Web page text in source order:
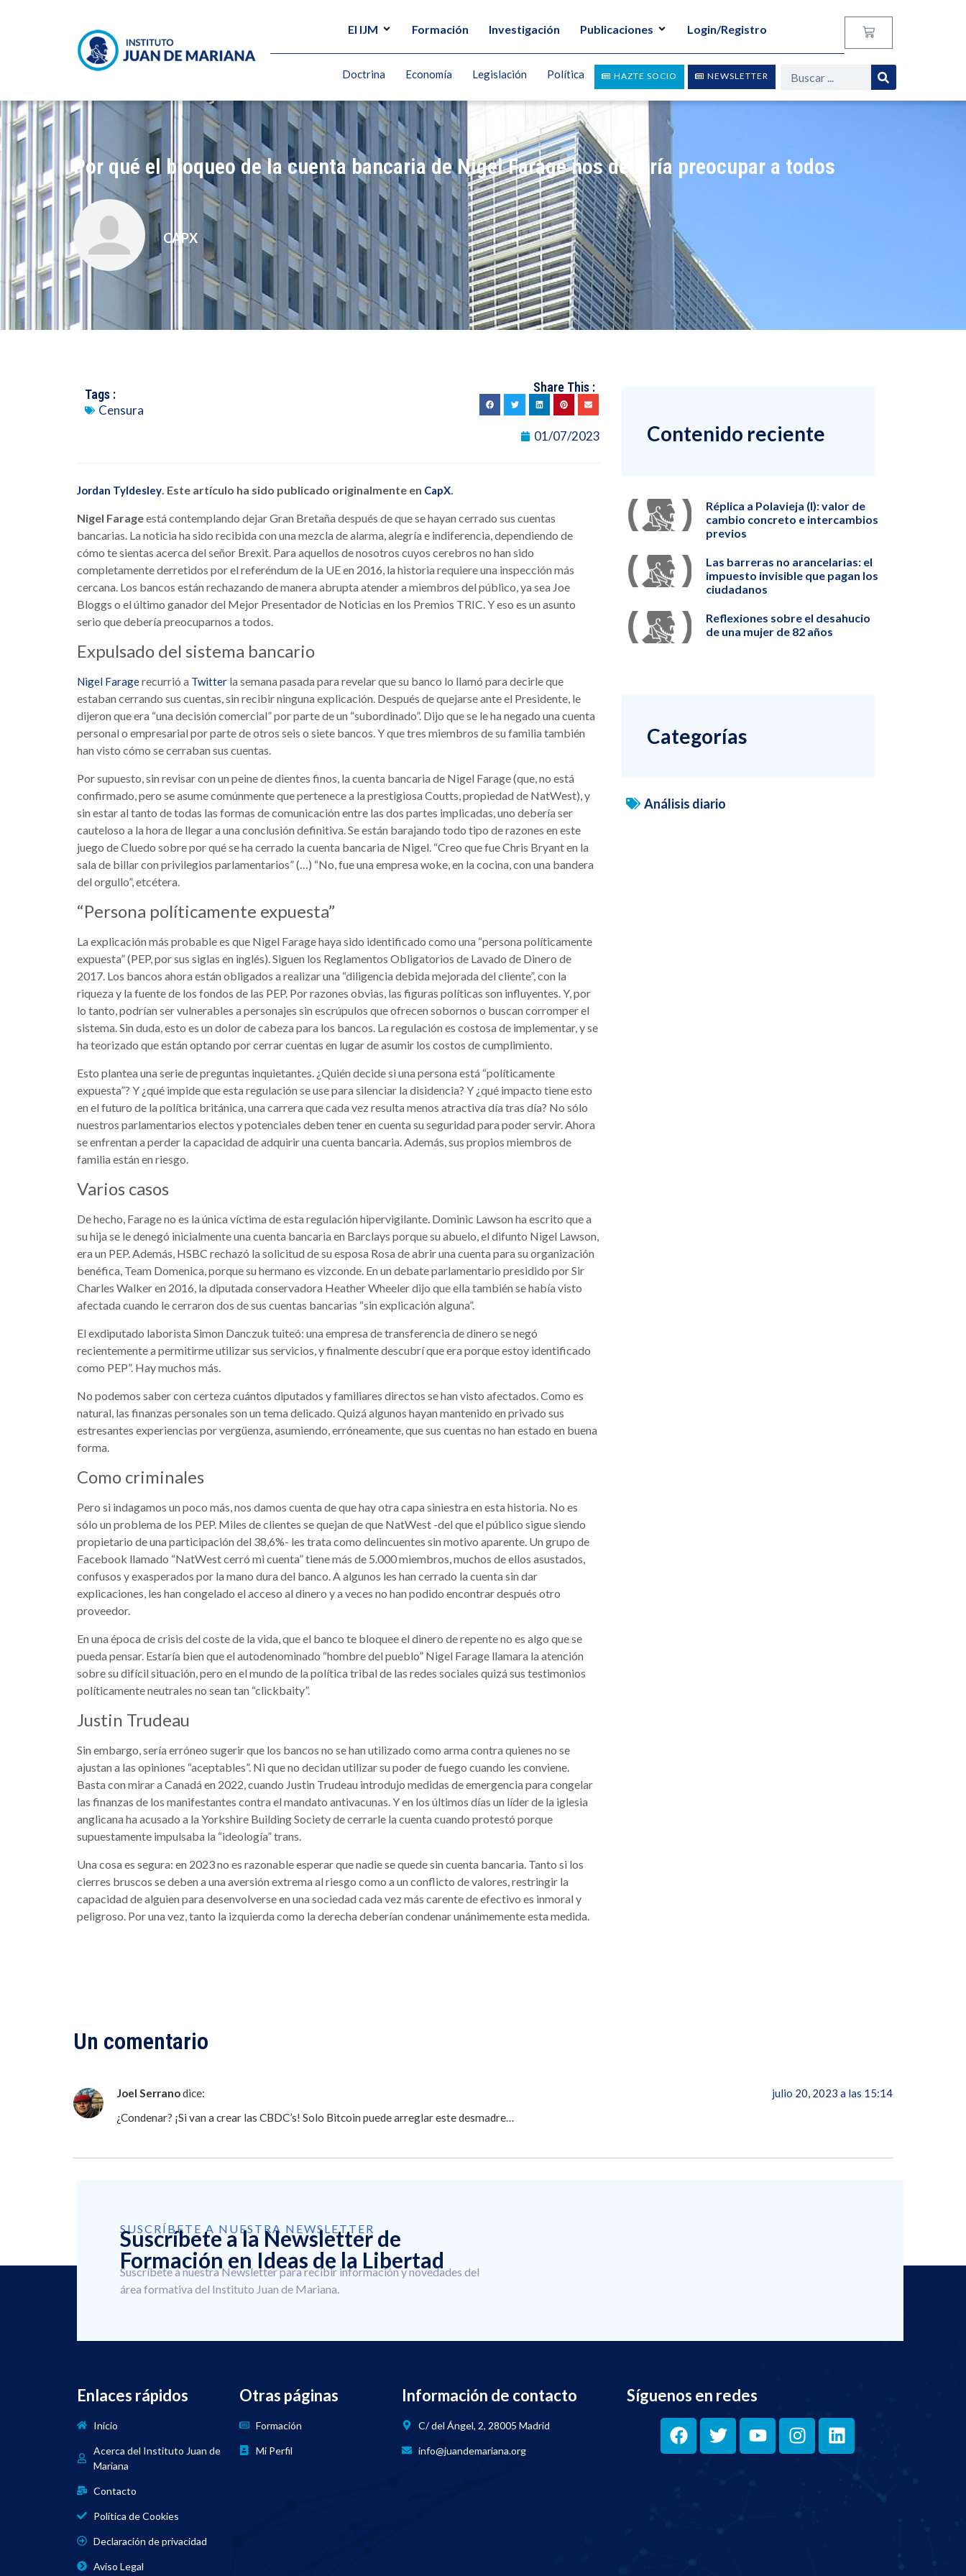
El IJM Formación Investigación Publicaciones Login/Registro
NEWSLETTER
HAZTE SOCIO
Doctrina Economía Legislación Política
Por qué el bloqueo de la cuenta bancaria de Nigel Farage nos debería preocupar a todos
CAPX
Tags :
Censura
Share This :
01/07/2023
Jordan Tyldesley. Este artículo ha sido publicado originalmente en CapX.
Nigel Farageestá contemplando dejar Gran Bretaña después de que se hayan cerrado sus cuentas
bancarias. La noticia ha sido recibida con una mezcla de alarma, alegría e indiferencia, dependiendo de
cómo te sientas acerca del señor Brexit. Para aquellos de nosotros cuyos cerebros no han sido
completamente derretidos por el referéndum de la UE en 2016, la historia requiere una inspección más
cercana. Los bancos están rechazando de manera abrupta atender a miembros del público, ya sea Joe
Bloggs o el último ganador del Mejor Presentador de Noticias en los Premios TRIC. Y eso es un asunto
serio que debería preocuparnos a todos.
Expulsado del sistema bancario
Nigel Faragerecurrió a Twitter la semana pasada para revelar que su banco lo llamó para decirle que
estaban cerrando sus cuentas, sin recibir ninguna explicación. Después de quejarse ante el Presidente, le
dijeron que era “una decisión comercial” por parte de un “subordinado”. Dijo que se le ha negado una cuenta
personal o empresarial por parte de otros seis o siete bancos. Y que tres miembros de su familia también
han visto cómo se cerraban sus cuentas.
Por supuesto, sin revisar con un peine de dientes finos, la cuenta bancaria de Nigel Farage (que, no está
confirmado, pero se asume comúnmente que pertenece a la prestigiosa Coutts, propiedad de NatWest), y
sin estar al tanto de todas las formas de comunicación entre las dos partes implicadas, uno debería ser
cauteloso a la hora de llegar a una conclusión definitiva. Se están barajando todo tipo de razones en este
juego de Cluedo sobre por qué se ha cerrado la cuenta bancaria de Nigel. “Creo que fue Chris Bryant en la
sala de billar con privilegios parlamentarios” (…) “No, fue una empresa woke, en la cocina, con una bandera
del orgullo”, etcétera.
“Persona políticamente expuesta”
La explicación más probable es que Nigel Farage haya sido identificado como una “persona políticamente
expuesta” (PEP, por sus siglas en inglés). Siguen los Reglamentos Obligatorios de Lavado de Dinero de
2017. Los bancos ahora están obligados a realizar una “diligencia debida mejorada del cliente”, con la
riqueza y la fuente de los fondos de las PEP. Por razones obvias, las figuras políticas son influyentes. Y, por
lo tanto, podrían ser vulnerables a personajes sin escrúpulos que ofrecen sobornos o buscan corromper el
sistema. Sin duda, esto es un dolor de cabeza para los bancos. La regulación es costosa de implementar, y se
ha teorizado que están optando por cerrar cuentas en lugar de asumir los costos de cumplimiento.
Esto plantea una serie de preguntas inquietantes. ¿Quién decide si una persona está “políticamente
expuesta”? Y ¿qué impide que esta regulación se use para silenciar la disidencia? Y ¿qué impacto tiene esto
en el futuro de la política británica, una carrera que cada vez resulta menos atractiva día tras día? No sólo
nuestros parlamentarios electos y potenciales deben tener en cuenta su seguridad para poder servir. Ahora
se enfrentan a perder la capacidad de adquirir una cuenta bancaria. Además, sus propios miembros de
familia están en riesgo.
Varios casos
De hecho, Farage no es la única víctima de esta regulación hipervigilante. Dominic Lawson ha escrito que a
su hija se le denegó inicialmente una cuenta bancaria en Barclays porque su abuelo, el difunto Nigel Lawson,
era un PEP. Además, HSBC rechazó la solicitud de su esposa Rosa de abrir una cuenta para su organización
benéfica, Team Domenica, porque su hermano es vizconde. En un debate parlamentario presidido por Sir
Charles Walker en 2016, la diputada conservadora Heather Wheeler dijo que ella también se había visto
afectada cuando le cerraron dos de sus cuentas bancarias “sin explicación alguna”.
El exdiputado laborista Simon Danczuk tuiteó: una empresa de transferencia de dinero se negó
recientemente a permitirme utilizar sus servicios, y finalmente descubrí que era porque estoy identificado
como PEP”. Hay muchos más.
No podemos saber con certeza cuántos diputados y familiares directos se han visto afectados. Como es
natural, las finanzas personales son un tema delicado. Quizá algunos hayan mantenido en privado sus
estresantes experiencias por vergüenza, asumiendo, erróneamente, que sus cuentas no han estado en buena
forma.
Como criminales
Pero si indagamos un poco más, nos damos cuenta de que hay otra capa siniestra en esta historia. No es
sólo un problema de los PEP. Miles de clientes se quejan de que NatWest -del que el público sigue siendo
propietario de una participación del 38,6%- les trata como delincuentes sin motivo aparente. Un grupo de
Facebook llamado “NatWest cerró mi cuenta” tiene más de 5.000 miembros, muchos de ellos asustados,
confusos y exasperados por la mano dura del banco. A algunos les han cerrado la cuenta sin dar
explicaciones, les han congelado el acceso al dinero y a veces no han podido encontrar después otro
proveedor.
En una época de crisis del coste de la vida, que el banco te bloquee el dinero de repente no es algo que se
pueda pensar. Estaría bien que el autodenominado “hombre del pueblo” Nigel Farage llamara la atención
sobre su difícil situación, pero en el mundo de la política tribal de las redes sociales quizá sus testimonios
políticamente neutrales no sean tan “clickbaity”.
Justin Trudeau
Sin embargo, sería erróneo sugerir que los bancos no se han utilizado como arma contra quienes no se
ajustan a las opiniones “aceptables”. Ni que no decidan utilizar su poder de fuego cuando les conviene.
Basta con mirar a Canadá en 2022, cuando Justin Trudeau introdujo medidas de emergencia para congelar
las finanzas de los manifestantes contra el mandato antivacunas. Y en los últimos días un líder de la iglesia
anglicana ha acusado a la Yorkshire Building Society de cerrarle la cuenta cuando protestó porque
supuestamente impulsaba la “ideología” trans.
Una cosa es segura: en 2023 no es razonable esperar que nadie se quede sin cuenta bancaria. Tanto si los
cierres bruscos se deben a una aversión extrema al riesgo como a un conflicto de valores, restringir la
capacidad de alguien para desenvolverse en una sociedad cada vez más carente de efectivo es inmoral y
peligroso. Por una vez, tanto la izquierda como la derecha deberían condenar unánimemente esta medida.
Contenido reciente
Réplica a Polavieja (I): valor de
cambio concreto e intercambios
previos
Las barreras no arancelarias: el
impuesto invisible que pagan los
ciudadanos
Reflexiones sobre el desahucio
de una mujer de 82 años
Categorías
Análisis diario
Un comentario
Joel Serranodice:
julio 20, 2023 a las 15:14
¿Condenar? ¡Si van a crear las CBDC’s! Solo Bitcoin puede arreglar este desmadre…
SUSCRÍBETE A NUESTRA NEWSLETTER
Suscríbete a la Newsletter de
Formación en Ideas de la Libertad
Suscríbete a nuestra Newsletter para recibir información y novedades del
área formativa del Instituto Juan de Mariana.
Enlaces rápidos
Inicio
Acerca del Instituto Juan de
Mariana
Contacto
Política de Cookies
Declaración de privacidad
Aviso Legal
Otras páginas
Formación
Mi Perfil
Información de contacto
C/ del Ángel, 2, 28005 Madrid
info@juandemariana.org
Síguenos en redes